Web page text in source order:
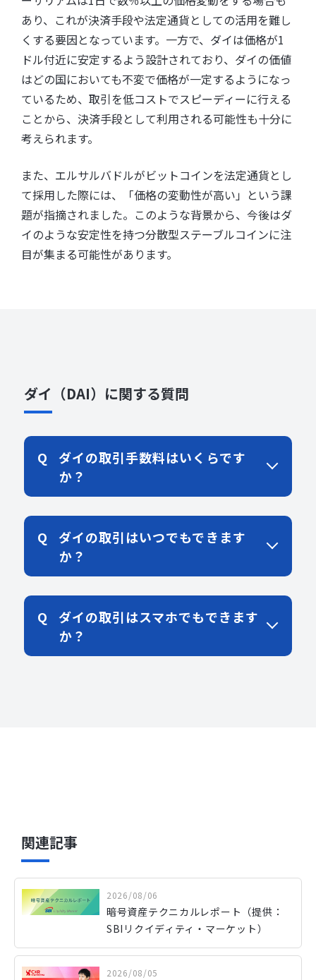
あり、これが決済手段や法定通貨としての活用を難し
くする要因となっています。一方で、ダイは価格が1
ドル付近に安定するよう設計されており、ダイの価値
はどの国においても不変で価格が一定するようになっ
ているため、取引を低コストでスピーディーに行える
ことから、決済手段として利用される可能性も十分に
考えられます。
また、エルサルバドルがビットコインを法定通貨とし
て採用した際には、「価格の変動性が高い」という課
題が指摘されました。このような背景から、今後はダ
イのような安定性を持つ分散型ステーブルコインに注
目が集まる可能性があります。
ダイ（DAI）に関する質問
ダイの取引手数料はいくらです
か？
ダイの取引はいつでもできます
か？
ダイの取引はスマホでもできます
か？
関連記事
2026/08/06
暗号資産テクニカルレポート（提供：
SBIリクイディティ・マーケット）
2026/08/05